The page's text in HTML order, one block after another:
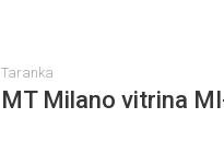
Taranka
MT Milano vitrina